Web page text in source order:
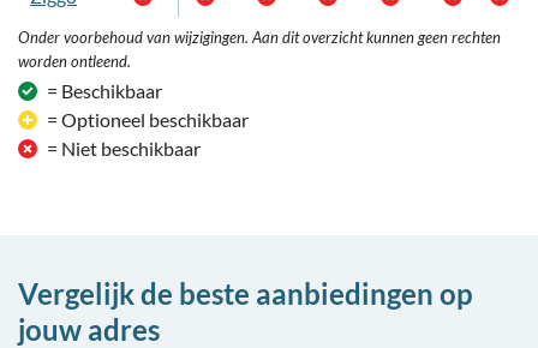
Onder voorbehoud van wijzigingen. Aan dit overzicht kunnen geen rechten
worden ontleend.
= Beschikbaar
= Optioneel beschikbaar
= Niet beschikbaar
Vergelijk de beste aanbiedingen op
jouw adres